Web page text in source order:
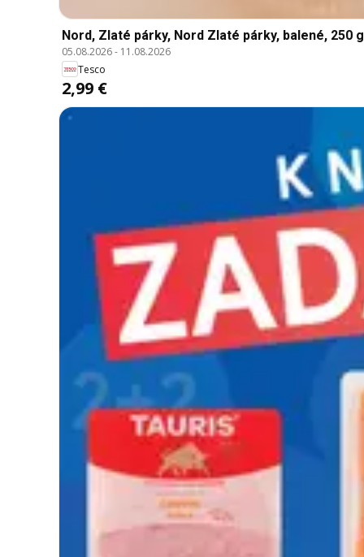
Nord, Zlaté párky, Nord Zlaté párky, balené, 250 g
05.08.2026- 11.08.2026
Tesco
2,99 €